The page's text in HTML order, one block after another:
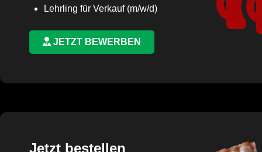
Lehrling für Verkauf (m/w/d)
JETZT BEWERBEN
Jetzt bestellen